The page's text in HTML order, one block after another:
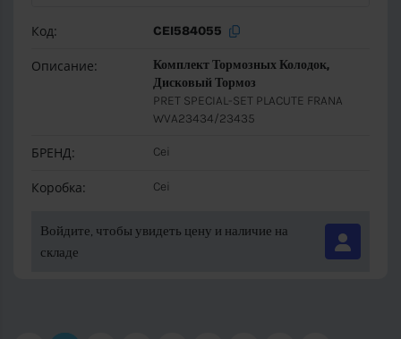
Код: CEI584055
Описание:
Комплект Тормозных Колодок,
Дисковый Тормоз
PRET SPECIAL-SET PLACUTE FRANA
WVA23434/23435
БРЕНД: Cei
Коробка: Cei
Войдите, чтобы увидеть цену и наличие на
складе